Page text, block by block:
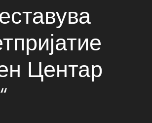
Центар